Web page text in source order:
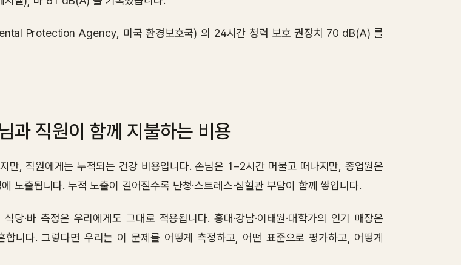
Protection Agency, 미국 환경보호국) 의 24시간 청력 보호 권장치 70 dB(A) 를
과 직원이 함께 지불하는 비용
만, 직원에게는 누적되는 건강 비용입니다. 손님은 1–2시간 머물고 떠나지만, 종업원은
노출됩니다. 누적 노출이 길어질수록 난청·스트레스·심혈관 부담이 함께 쌓입니다.
당·바 측정은 우리에게도 그대로 적용됩니다. 홍대·강남·이태원·대학가의 인기 매장은
합니다. 그렇다면 우리는 이 문제를 어떻게 측정하고, 어떤 표준으로 평가하고, 어떻게